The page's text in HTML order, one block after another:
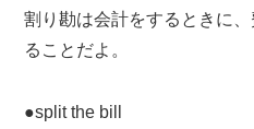
割り勘は会計をするときに
ることだよ。
●split the bill